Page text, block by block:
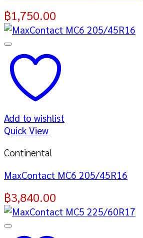
฿1,750.00
Add to wishlist
Quick View
Continental
MaxContact MC6 205/45R16
฿3,840.00